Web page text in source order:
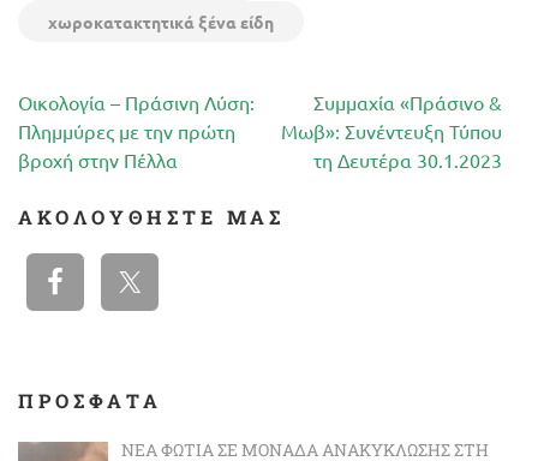
χωροκατακτητικά ξένα είδη
Πλοήγηση
άρθρων
Οικολογία – Πράσινη Λύση:
Πλημμύρες με την πρώτη
βροχή στην Πέλλα
Συμμαχία «Πράσινο &
Μωβ»: Συνέντευξη Τύπου
τη Δευτέρα 30.1.2023
ΑΚΟΛΟΥΘΉΣΤΕ ΜΑΣ
ΠΡΟΣΦΑΤΑ
ΝΈΑ ΦΩΤΙΆ ΣΕ ΜΟΝΆΔΑ ΑΝΑΚΎΚΛΩΣΗΣ ΣΤΗ